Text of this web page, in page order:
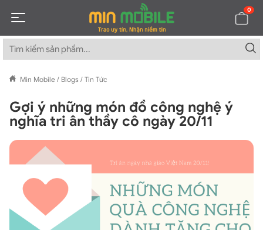
0
Min Mobile / Blogs / Tin Tức
Gợi ý những món đồ công nghệ ý
nghĩa tri ân thầy cô ngày 20/11